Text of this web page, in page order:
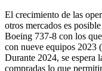
El crecimiento de las
otros mercados es
Boeing 737-8 con los
con nueve equipos 2023
Durante 2024, se espera
compradas lo que